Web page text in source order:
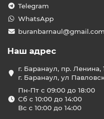
Telegram
WhatsApp
buranbarnaul@gmail.com
Наш адрес
г. Баранаул, пр. Ленина,
г. Баранаул, ул
Пн-Пт с 09:00 до 18:00
Сб с 10:00 до 14:00
Вс с 10:00 до 14:00